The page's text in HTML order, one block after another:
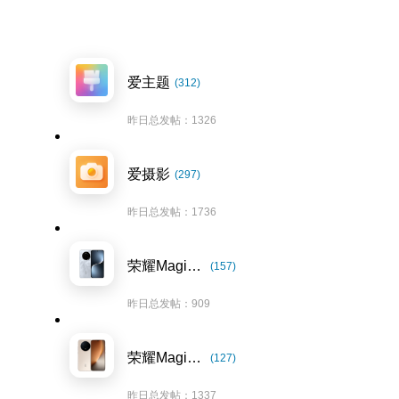
爱主题 (312)
昨日总发帖：1326
爱摄影 (297)
昨日总发帖：1736
荣耀Magic7系列 (157)
昨日总发帖：909
荣耀Magic8系列 (127)
昨日总发帖：1337